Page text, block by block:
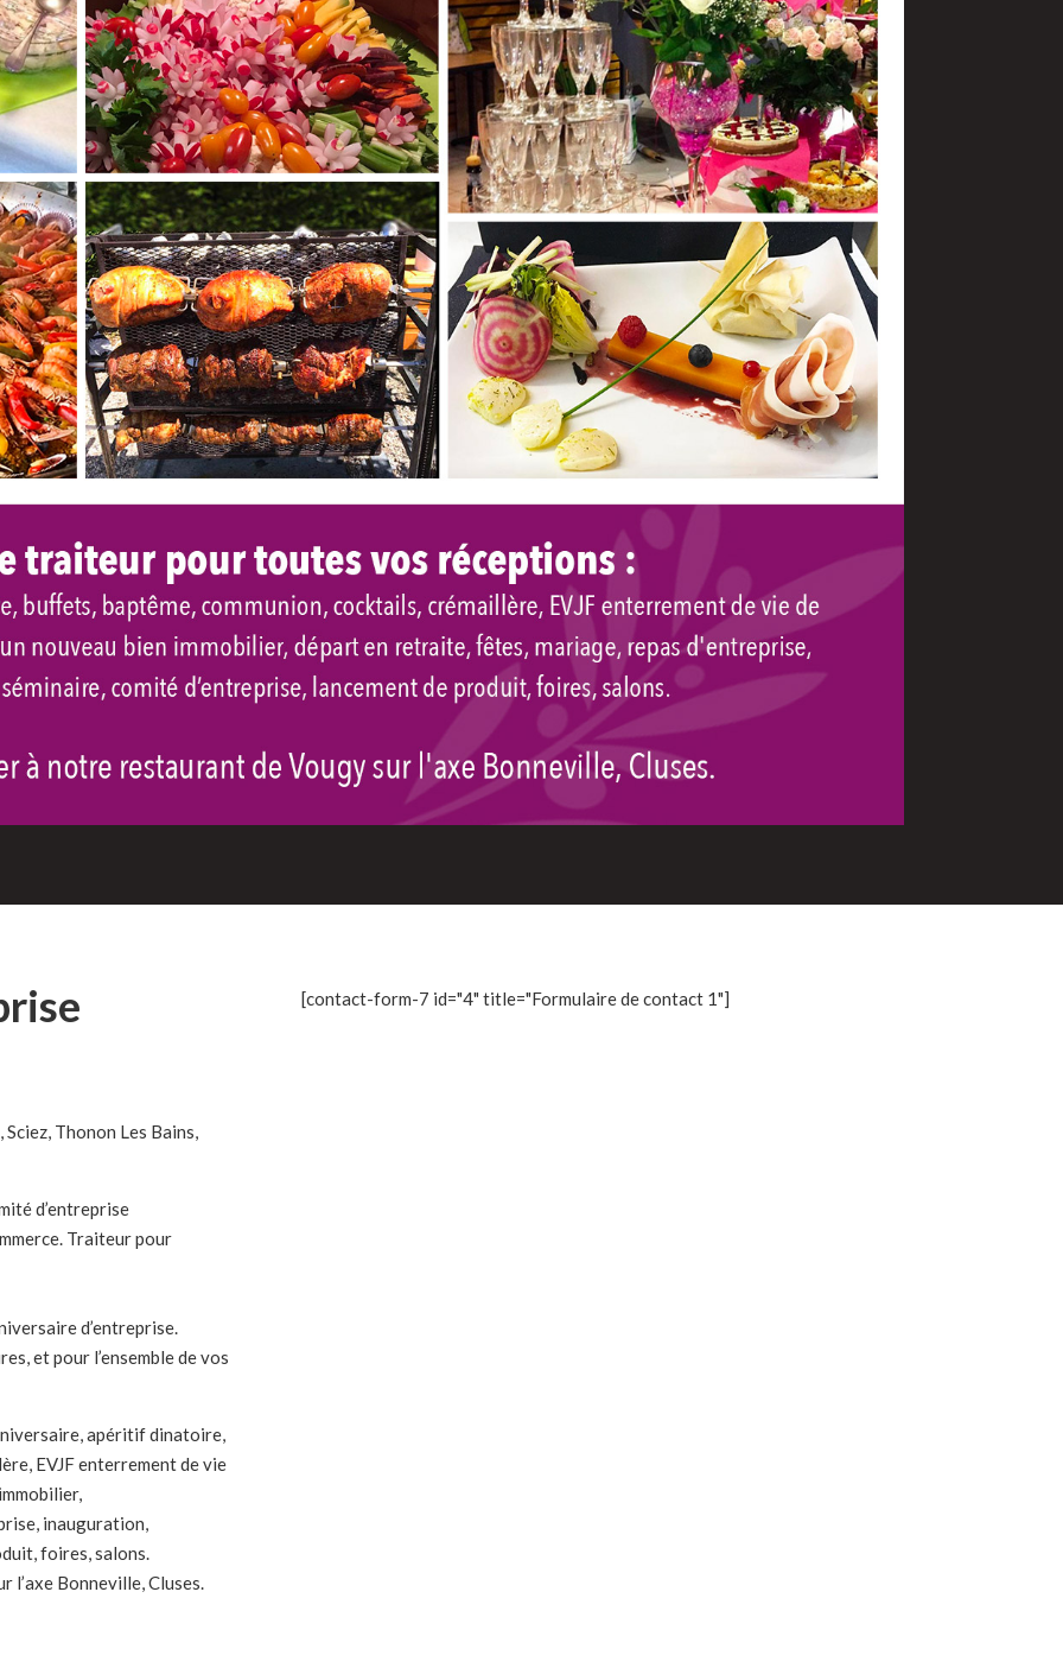
Thonon Les Bains,
d’entreprise
Traiteur pour
d’entreprise.
et pour l’ensemble de vos
apéritif dinatoire,
EVJF enterrement de vie
inauguration,
foires, salons.
l’axe Bonneville, Cluses.
[contact-form-7 id="4" title="Formulaire de contact 1"]